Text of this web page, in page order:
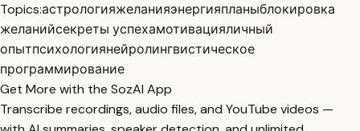
Topics:астрологияжеланияэнергияпланыблокировка
желанийсекреты успехамотивацияличный
опытпсихологиянейролингвистическое
программирование
Get More with the SozAI App
Transcribe recordings, audio files, and YouTube videos —